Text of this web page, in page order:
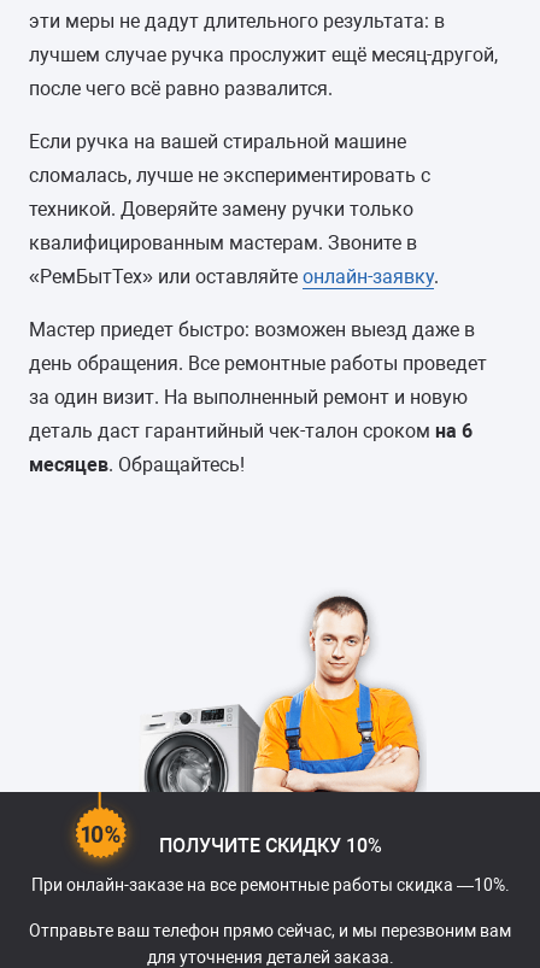
эти меры не дадут длительного результата: в
лучшем случае ручка прослужит ещё месяц-другой,
после чего всё равно развалится.
Если ручка на вашей стиральной машине
сломалась, лучше не экспериментировать с
техникой. Доверяйте замену ручки только
квалифицированным мастерам. Звоните в
«РемБытТех» или оставляйте онлайн-заявку.
Мастер приедет быстро: возможен выезд даже в
день обращения. Все ремонтные работы проведет
за один визит. На выполненный ремонт и новую
деталь даст гарантийный чек-талон сроком на 6
месяцев. Обращайтесь!
ПОЛУЧИТЕ СКИДКУ 10%
При онлайн-заказе на все ремонтные работы скидка —10%.
Отправьте ваш телефон прямо сейчас, и мы перезвоним вам
для уточнения деталей заказа.